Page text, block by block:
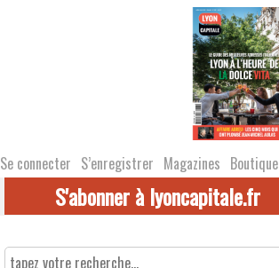
Se connecter S’enregistrer Magazines Boutique
S'abonner à lyoncapitale.fr